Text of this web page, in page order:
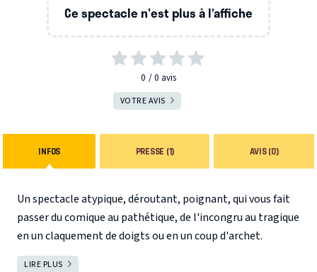
Ce spectacle n'est plus à l’affiche
0 0 avis
VOTRE AVIS
INFOS PRESSE (1) AVIS (0)
Un spectacle atypique, déroutant, poignant, qui vous fait
passer du comique au pathétique, de l'incongru au tragique
en un claquement de doigts ou en un coup d'archet.
Laissez-vous entraîner dans les méandres psychologiques
LIRE PLUS